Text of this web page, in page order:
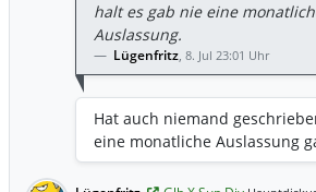
halt es gab nie eine
Auslassung.
Lügenfritz, 8. Jul 23:01 Uhr
Hat auch niemand
eine monatliche Auslassung